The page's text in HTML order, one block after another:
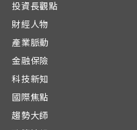
投資長觀點
財經人物
產業脈動
金融保險
科技新知
國際焦點
趨勢大師